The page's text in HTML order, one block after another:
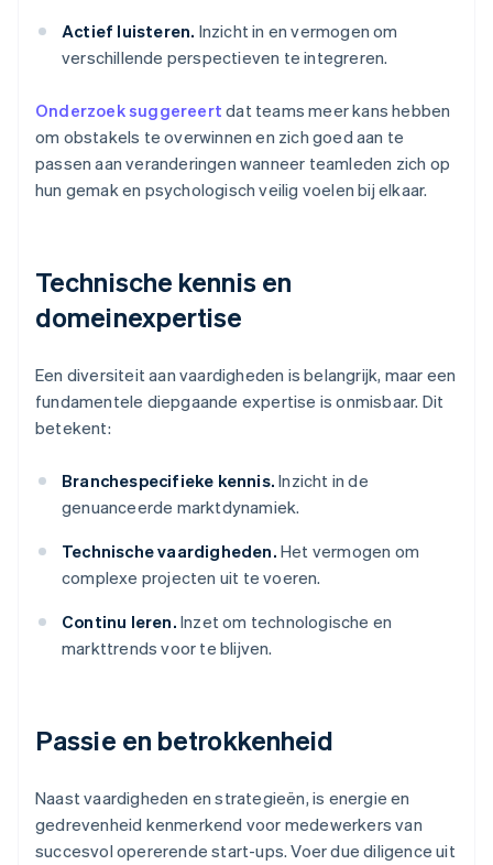
Actief luisteren. Inzicht in en vermogen om
verschillende perspectieven te integreren.
Onderzoek suggereert dat teams meer kans hebben
om obstakels te overwinnen en zich goed aan te
passen aan veranderingen wanneer teamleden zich op
hun gemak en psychologisch veilig voelen bij elkaar.
Technische kennis en
domeinexpertise
Een diversiteit aan vaardigheden is belangrijk, maar een
fundamentele diepgaande expertise is onmisbaar. Dit
betekent:
Branchespecifieke kennis. Inzicht in de
genuanceerde marktdynamiek.
Technische vaardigheden. Het vermogen om
complexe projecten uit te voeren.
Continu leren. Inzet om technologische en
markttrends voor te blijven.
Passie en betrokkenheid
Naast vaardigheden en strategieën, is energie en
gedrevenheid kenmerkend voor medewerkers van
succesvol opererende start-ups. Voer due diligence uit